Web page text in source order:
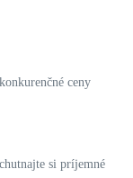
ceny
si príjemné